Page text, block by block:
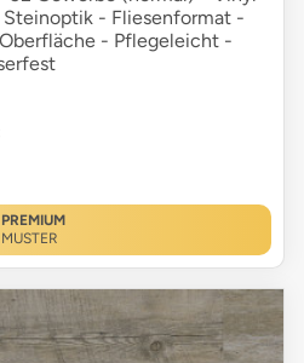
- Fliesenformat -
- Pflegeleicht -
PREMIUM
MUSTER